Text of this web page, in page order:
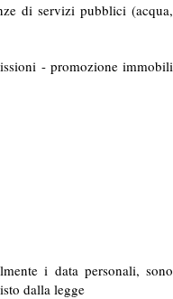
di servizi pubblici (acqua,
- promozione immobili
i data personali, sono
dalla legge